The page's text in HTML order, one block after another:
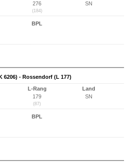
276
(184)
SN
BPL
6206) - Rossendorf (L 177)
L-Rang
179
(87)
Land
SN
BPL